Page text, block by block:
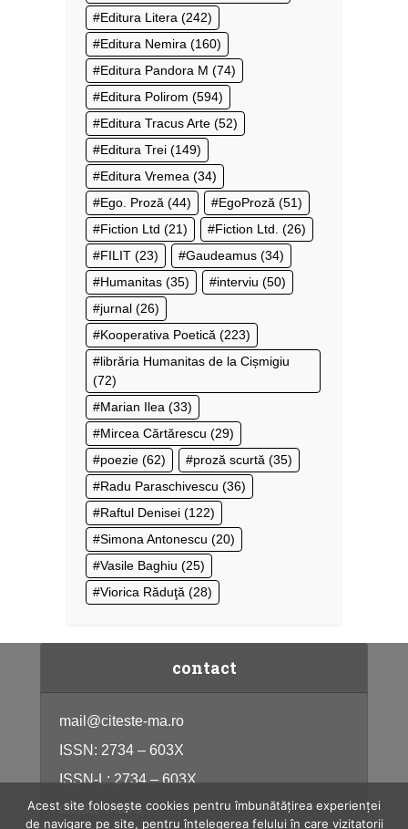
Editura Litera (242)
Editura Nemira (160)
Editura Pandora M (74)
Editura Polirom (594)
Editura Tracus Arte (52)
Editura Trei (149)
Editura Vremea (34)
Ego. Proză (44) EgoProză (51)
Fiction Ltd (21) Fiction Ltd. (26)
FILIT (23) Gaudeamus (34)
Humanitas (35) interviu (50)
jurnal (26)
Kooperativa Poetică (223)
librăria Humanitas de la Cișmigiu
(72)
Marian Ilea (33)
Mircea Cărtărescu (29)
poezie (62) proză scurtă (35)
Radu Paraschivescu (36)
Raftul Denisei (122)
Simona Antonescu (20)
Vasile Baghiu (25)
Viorica Răduţă (28)
contact
mail@citeste-ma.ro
ISSN: 2734 – 603X
ISSN-L: 2734 – 603X
citeste-ma.ro
Acest site folosește cookies pentru îmbunătățirea experienței
de navigare pe site, pentru înțelegerea felului în care vizitatorii